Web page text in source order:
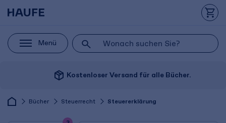
Menü
package_2 Kostenloser Versand für alle Bücher.
Bücher Steuerrecht Steuererklärung